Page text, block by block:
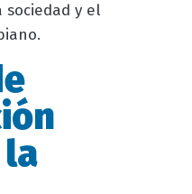
y el